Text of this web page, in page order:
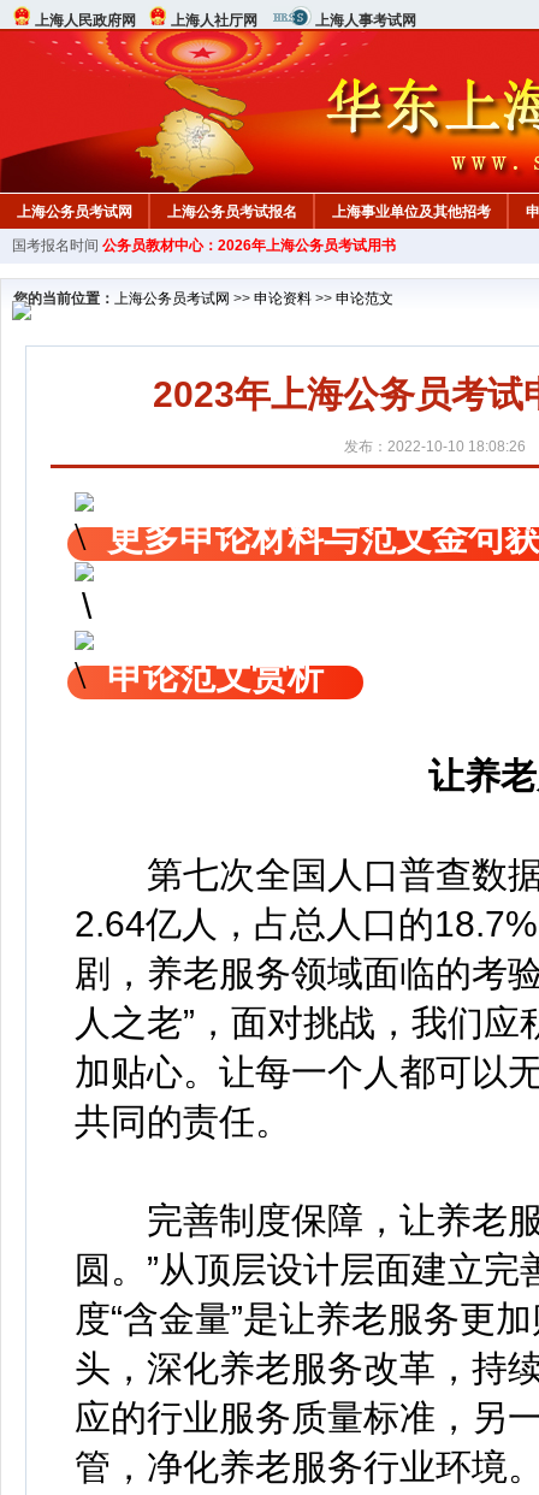
上海人民政府网 上海人社厅网 上海人事考试网
上海公务员考试网 上海公务员考试报名 上海事业单位及其他招考
教材中心
国考报名时间 公务员教材中心：2026年上海公务员考试用书
您的当前位置： 上海公务员考试网 >> 申论资料 >> 申论范文
2023年上海公务员考
发布：2022-10-10 18:08:26
更多申论材料与范文金句
申论范文赏析
让养
第七次全国人口普查数据
2.64亿人，占总人口的
剧，养老服务领域面临的考
人之老”，面对挑战，我们
加贴心。让每一个人都可以
共同的责任。
完善制度保障，让养老服
圆。”从顶层设计层面建立
度“含金量”是让养老服务更
头，深化养老服务改革，持
应的行业服务质量标准，另
管，净化养老服务行业环境